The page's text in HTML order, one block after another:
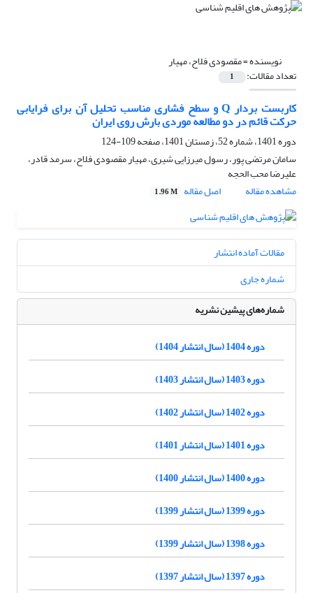
نویسنده =مقصودی فلاح، مهیار
تعداد مقالات: 1
کاربست بردار Q و سطح فشاری مناسب تحلیل آن برای فرایابی
حرکت قائم در دو مطالعه موردی بارش روی ایران
دوره 1401، شماره 52، زمستان 1401، صفحه
109-124
سامان مرتضی پور، رسول میرزایی شیری، مهیار مقصودی فلاح، سرمد قادر،
علیرضا محب الحجه
مشاهده مقاله
اصل مقاله 1.96 M
مقالات آماده انتشار
شماره جاری
شماره‌های پیشین نشریه
دوره 1404 (سال انتشار 1404)
دوره 1403 (سال انتشار 1403)
دوره 1402 (سال انتشار 1402)
دوره 1401 (سال انتشار 1401)
دوره 1400 (سال انتشار 1400)
دوره 1399 (سال انتشار 1399)
دوره 1398 (سال انتشار 1399)
دوره 1397 (سال انتشار 1397)